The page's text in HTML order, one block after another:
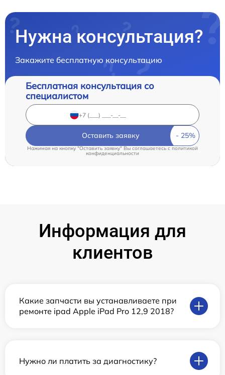
Нужна консультация?
Закажите бесплатную консультацию
Бесплатная консультация со
специалистом
Оставить заявку
Нажимая на кнопку "Оставить заявку" Вы соглашаетесь cполитикой
конфиденциальности
Информация для
клиентов
Какие запчасти вы устанавливаете при
ремонте ipad Apple iPad Pro 12,9 2018?
Нужно ли платить за диагностику?